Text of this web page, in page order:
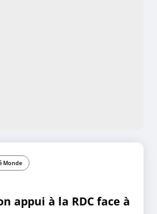
Monde
appui à la RDC face à